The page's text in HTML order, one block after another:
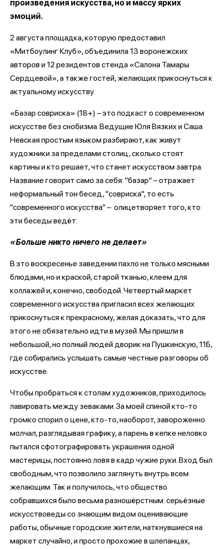
произведения искусства, но и массу ярких
эмоций.
2 августа площадка, которую предоставил
«Митбоулинг Клуб», объединила 13 воронежских
авторов и 12 резидентов стенда «Салона Тамары
Сердцевой», а также гостей, желающих прикоснуться к
актуальному искусству.
«Базар совриска» (18+) – это подкаст о современном
искусстве без снобизма. Ведущие Юля Вязких и Саша
Невская простым языком разбирают, как живут
художники за пределами столиц, сколько стоят
картины и кто решает, что станет искусством завтра.
Название говорит само за себя: "базар" – отражает
неформальный тон бесед, "совриска", то есть
"современного искусства" – олицетворяет того, кто
эти беседы ведёт.
«Больше никто ничего не делает»
В это воскресенье заведении пахло не только мясными
блюдами, но и краской, старой тканью, клеем для
коллажей и, конечно, свободой. Четвертый маркет
современного искусства пригласил всех желающих
прикоснуться к прекрасному, желая доказать, что для
этого не обязательно идти в музей. Мы пришли в
небольшой, но полный людей дворик на Пушкинскую, 11Б,
где собирались услышать самые честные разговоры об
искусстве.
Чтобы пробраться к столам художников, приходилось
лавировать между зеваками. За моей спиной кто-то
громко спорил о цене, кто-то, наоборот, завороженно
молчал, разглядывая графику, а парень в кепке неловко
пытался сфотографировать украшения одной
мастерицы, постоянно ловя в кадр чужие руки. Вход был
свободным, что позволило заглянуть внутрь всем
желающим. Так и получилось, что общество
собравшихся было весьма разношёрстным: серьёзные
искусствоведы со знающим видом оценивающие
работы, обычные городские жители, наткнувшиеся на
маркет случайно, и просто прохожие в шлепанцах,